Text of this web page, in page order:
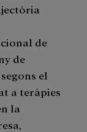
de
de
el
a teràpies
la